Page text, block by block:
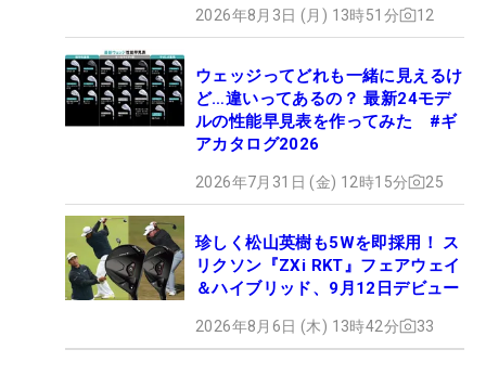
2026年8月3日 (月) 13時51分 12
ウェッジってどれも一緒に見えるけ
ど…違いってあるの？ 最新24モデ
ルの性能早見表を作ってみた #ギ
アカタログ2026
2026年7月31日 (金) 12時15分 25
珍しく松山英樹も5Wを即採用！ ス
リクソン『ZXi RKT』フェアウェイ
＆ハイブリッド、9月12日デビュー
2026年8月6日 (木) 13時42分 33